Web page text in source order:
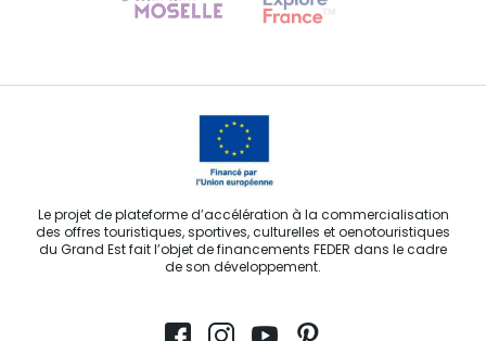
Contactez-nous
Le projet de plateforme d’accélération à la commercialisation
des offres touristiques, sportives, culturelles et oenotouristiques
du Grand Est fait l’objet de financements FEDER dans le cadre
de son développement.